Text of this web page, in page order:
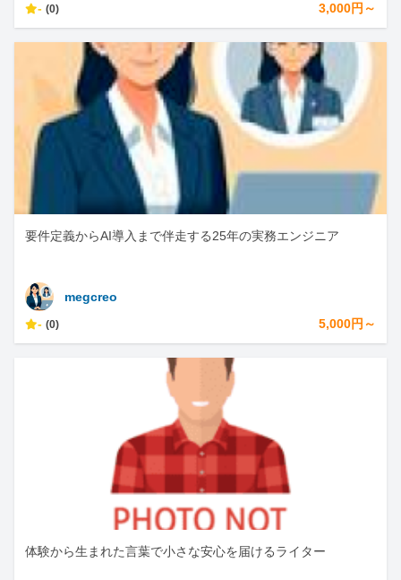
- (0) 3,000円～
要件定義からAI導入まで伴走する25年の実務エンジニア
megcreo
- (0) 5,000円～
体験から生まれた言葉で小さな安心を届けるライター